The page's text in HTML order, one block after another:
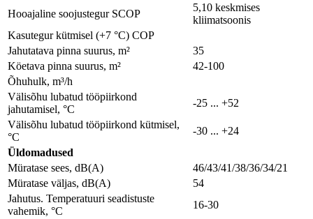
Hooajaline soojustegur SCOP
5,10 keskmises
kliimatsoonis
Kasutegur kütmisel (+7 °C) COP
Jahutatava pinna suurus, m²
35
Köetava pinna suurus, m²
42-100
Õhuhulk, m³/h
Välisõhu lubatud tööpiirkond
jahutamisel, °C
-25 ... +52
Välisõhu lubatud tööpiirkond kütmisel,
°C
-30 ... +24
Üldomadused
Müratase sees, dB(A)
46/43/41/38/36/34/21
Müratase väljas, dB(A)
54
Jahutus. Temperatuuri seadistuste
vahemik, °C
16-30